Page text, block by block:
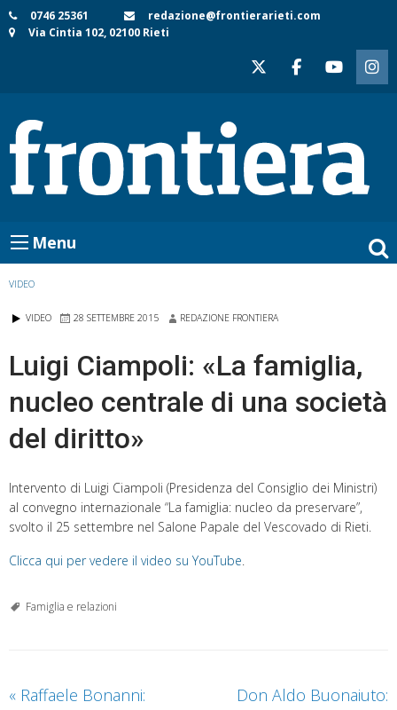
Skip
to
0746 25361
redazione@frontierarieti.com
Via Cintia 102, 02100 Rieti
Menu
VIDEO
VIDEO 28 SETTEMBRE 2015 REDAZIONE FRONTIERA
Luigi Ciampoli: «La famiglia,
nucleo centrale di una società
del diritto»
Intervento di Luigi Ciampoli (Presidenza del Consiglio dei Ministri)
al convegno internazionale “La famiglia: nucleo da preservare”,
svolto il 25 settembre nel Salone Papale del Vescovado di Rieti.
Clicca qui per vedere il video su YouTube
Famiglia e relazioni
« Raffaele Bonanni:
Don Aldo Buonaiuto: